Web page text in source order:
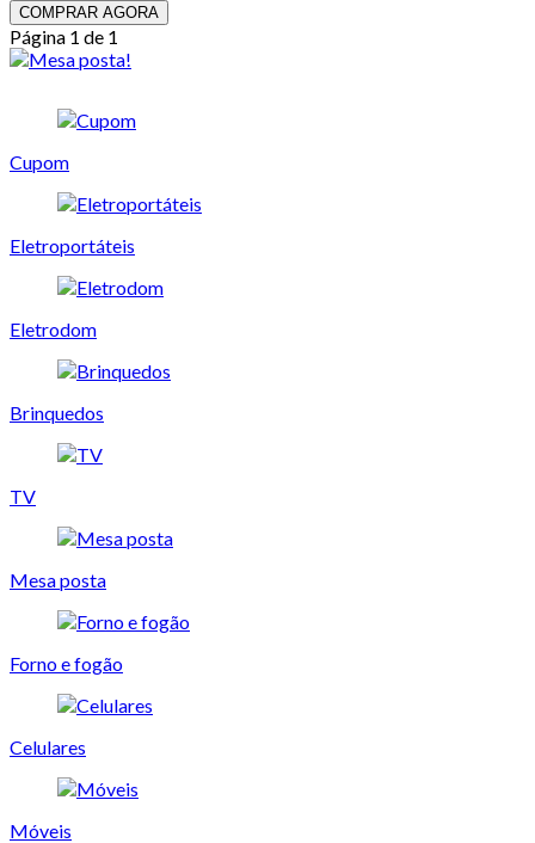
COMPRAR AGORA
Página 1 de 1
Cupom
Eletroportáteis
Eletrodom
Brinquedos
TV
Mesa posta
Forno e fogão
Celulares
Móveis